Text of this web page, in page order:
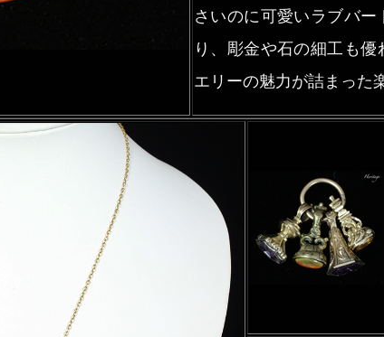
さいのに可愛いラブバ
り、彫金や石の細工も
エリーの魅力が詰まった